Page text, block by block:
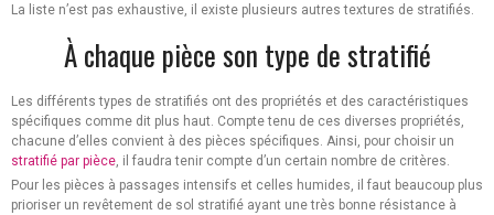
La liste n’est pas exhaustive, il existe plusieurs autres textures de stratifiés.
À chaque pièce son type de stratifié
Les différents types de stratifiés ont des propriétés et des caractéristiques
spécifiques comme dit plus haut. Compte tenu de ces diverses propriétés,
chacune d’elles convient à des pièces spécifiques. Ainsi, pour choisir un
stratifié par pièce , il faudra tenir compte d’un certain nombre de critères.
Pour les pièces à passages intensifs et celles humides, il faut beaucoup plus
prioriser un revêtement de sol stratifié ayant une très bonne résistance à